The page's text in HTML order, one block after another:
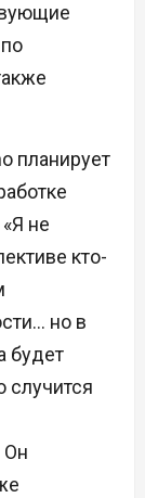
планирует
не
кто-
но в
будет
случится
Он